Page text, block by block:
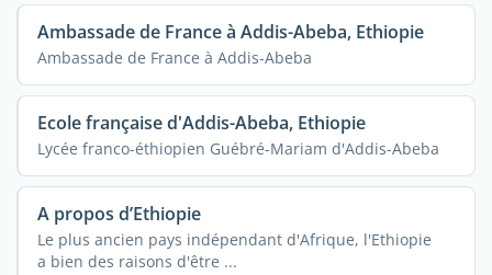
Ambassade de France à Addis-Abeba, Ethiopie
Ambassade de France à Addis-Abeba
Ecole française d'Addis-Abeba, Ethiopie
Lycée franco-éthiopien Guébré-Mariam d'Addis-Abeba
A propos d’Ethiopie
Le plus ancien pays indépendant d'Afrique, l'Ethiopie
a bien des raisons d'être ...